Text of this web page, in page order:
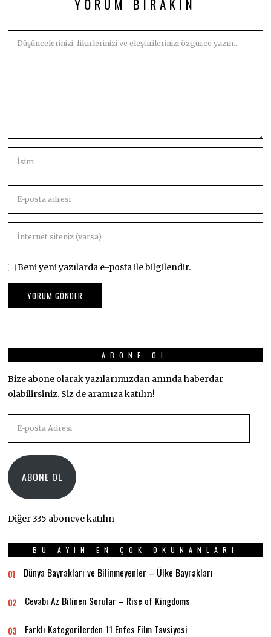
YORUM BIRAKIN
Beni yeni yazılarda e-posta ile bilgilendir.
ABONE OL
Bize abone olarak yazılarımızdan anında haberdar
olabilirsiniz. Siz de aramıza katılın!
posta
ABONE OL
Diğer 335 aboneye katılın
BU AYIN EN ÇOK OKUNANLARI
01 Dünya Bayrakları ve Bilinmeyenler – Ülke Bayrakları
02 Cevabı Az Bilinen Sorular – Rise of Kingdoms
03 Farklı Kategorilerden 11 Enfes Film Tavsiyesi